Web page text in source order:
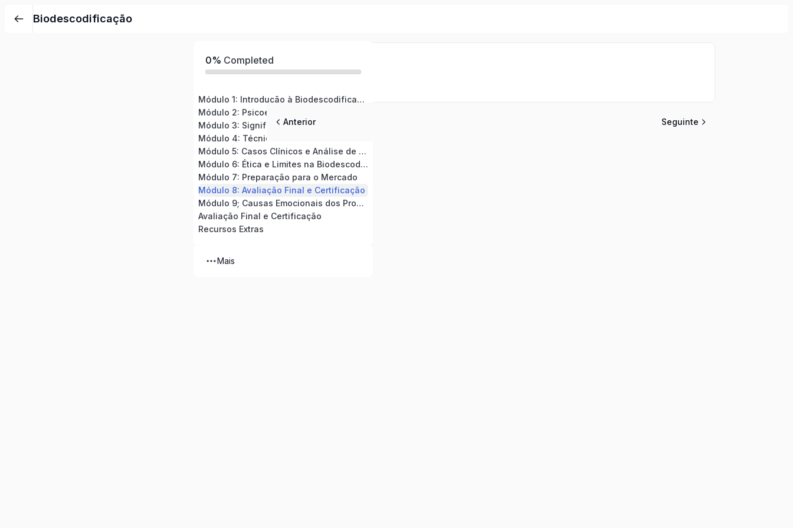
Biodescodificação
0% Completed
Módulo 1: Introdução à Biodescodificação
Módulo 2: Psicoemocional e Saúde
Módulo 5: Casos Clínicos e Análise de Sintomas
Módulo 6: Ética e Limites na Biodescodificação
Módulo 7: Preparação para o Mercado
Módulo 8: Avaliação Final e Certificação
Módulo 9; Causas Emocionais dos Problemas Dentários
Avaliação Final e Certificação
Recursos Extras
Mais
Anterior Seguinte